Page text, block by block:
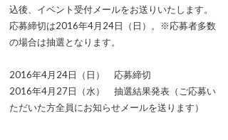
込後、イベント受付メールをお送りいたします。
応募締切は2016年4月24日（日）。※応募者多数
の場合は抽選となります。
2016年4月24日（日） 応募締切
2016年4月27日（水） 抽選結果発表（ご応募い
ただいた方全員にお知らせメールを送ります）